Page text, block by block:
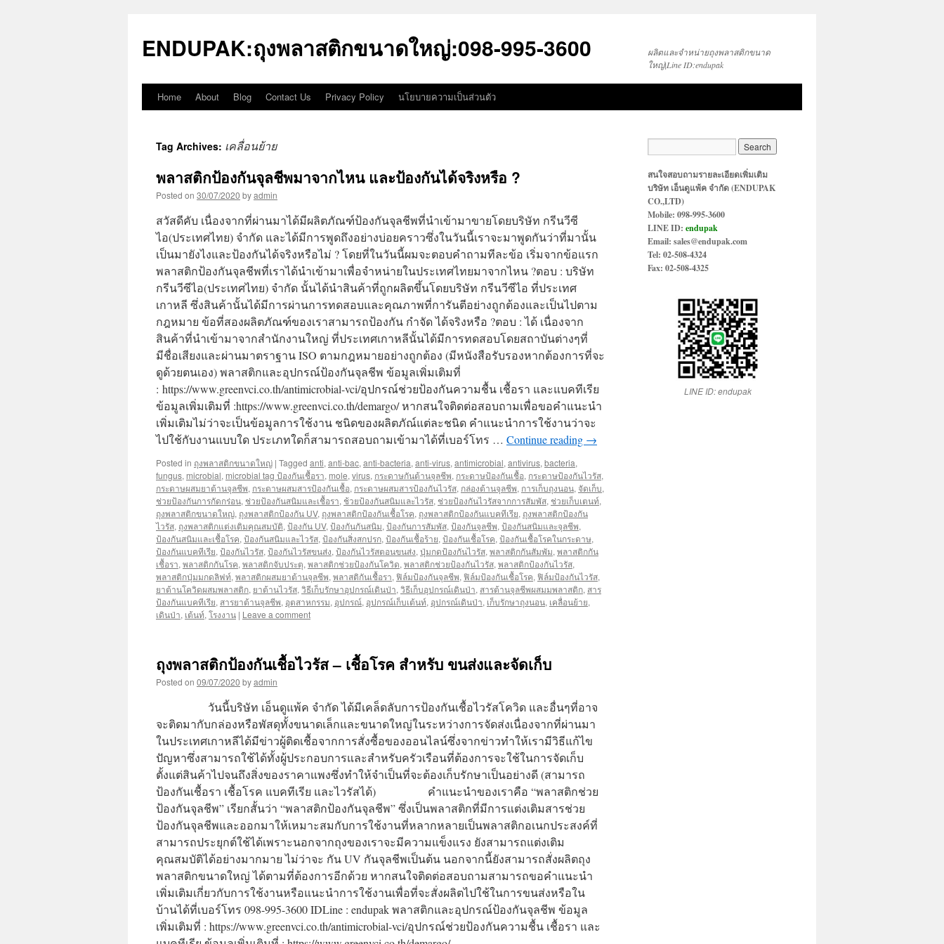
content
ENDUPAK:ถุงพลาสติกขนาดใหญ่:098-995-3600
ผลิตและจำหน่ายถุงพลาสติกขนาด
ใหญ่|Line ID:endupak
Home About Blog Contact Us Privacy Policy นโยบายความเป็นส่วนตัว
Tag Archives: เคลื่อนย้าย
พลาสติกป้องกันจุลชีพมาจากไหน และป้องกันได้จริงหรือ ?
Posted on 30/07/2020 byadmin
สวัสดีคับ เนื่องจากที่ผ่านมาได้มีผลิตภัณฑ์ป้องกันจุลชีพที่นำเข้ามาขายโดยบริษัท กรีนวีซี
ไอ(ประเทศไทย) จำกัด และได้มีการพูดถึงอย่างบ่อยคราวซึ่งในวันนี้เราจะมาพูดกันว่าที่มานั้น
เป็นมายังไงและป้องกันได้จริงหรือไม่ ? โดยที่ในวันนี้ผมจะตอบคำถามทีละข้อ เริ่มจากข้อแรก
พลาสติกป้องกันจุลชีพที่เราได้นำเข้ามาเพื่อจำหน่ายในประเทศไทยมาจากไหน ?ตอบ : บริษัท
กรีนวีซีไอ(ประเทศไทย) จำกัด นั้นได้นำสินค้าที่ถูกผลิตขึ้นโดยบริษัท กรีนวีซีไอ ที่ประเทศ
เกาหลี ซึ่งสินค้านั้นได้มีการผ่านการทดสอบและคุณภาพที่การันตีอย่างถูกต้องและเป็นไปตาม
กฎหมาย ข้อที่สองผลิตภัณฑ์ของเราสามารถป้องกัน กำจัด ได้จริงหรือ ?ตอบ : ได้ เนื่องจาก
สินค้าที่นำเข้ามาจากสำนักงานใหญ่ ที่ประเทศเกาหลีนั้นได้มีการทดสอบโดยสถาบันต่างๆที่
มีชื่อเสียงและผ่านมาตราฐาน ISO ตามกฎหมายอย่างถูกต้อง (มีหนังสือรับรองหากต้องการที่จะ
ดูด้วยตนเอง) พลาสติกและอุปกรณ์ป้องกันจุลชีพ ข้อมูลเพิ่มเติมที่
: https://www.greenvci.co.th/antimicrobial-vci/อุปกรณ์ช่วยป้องกันความชื้น เชื้อรา และแบคทีเรีย
ข้อมูลเพิ่มเติมที่ :https://www.greenvci.co.th/demargo/ หากสนใจติดต่อสอบถามเพื่อขอคำแนะนำ
เพิ่มเติมไม่ว่าจะเป็นข้อมูลการใช้งาน ชนิดของผลิตภัณ์แต่ละชนิด คำแนะนำการใช้งานว่าจะ
ไปใช้กับงานแบบใด ประเภทใดก็สามารถสอบถามเข้ามาได้ที่เบอร์โทร … Continue reading →
Posted in ถุงพลาสติกขนาดใหญ่ | Tagged anti, anti-bac, anti-bacteria, anti-virus, antimicrobial, antivirus, bacteria,
fungus, microbial, microbial tag ป้องกันเชื้อรา, mole, virus, กระดาษกันต้านจุลชีพ, กระดาษป้องกันเชื้อ, กระดาษป้องกันไวรัส,
กระดาษผสมยาต้านจุลชีพ, กระดาษผสมสารป้องกันเชื้อ, กระดาษผสมสารป้องกันไวรัส, กล่องต้านจุลชีพ, การเก็บถุงนอน, จัดเก็บ,
ช่วยป้องกันการกัดกร่อน, ช่วยป้องกันสนิมและเชื้อรา, ช้วยป้องกันสนิมและไวรัส, ช่วยป้องกันไวรัสจากการสัมพัส, ช่วยเก็บเตนท์,
ถุงพลาสติกขนาดใหญ่, ถุงพลาสติกป้องกัน UV, ถุงพลาสติกป้องกันเชื้อโรค, ถุงพลาสติกป้องกันแบคทีเรีย, ถุงพลาสติกป้องกัน
ไวรัส, ถุงพลาสติกแต่งเติมคุณสมบัติ, ป้องกัน UV, ป้องกันกันสนิม, ป้องกันการสัมพัส, ป้องกันจุลชีพ, ป้องกันสนิมและจุลชีพ,
ป้องกันสนิมและเชื้อโรค, ป้องกันสนิมและไวรัส, ป้องกันสิ่งสกปรก, ป้องกันเชื้อร้าย, ป้องกันเชื้อโรค, ป้องกันเชื้อโรคในกระดาษ,
ป้องกันแบคทีเรีย, ป้องกันไวรัส, ป้องกันไวรัสขนส่ง, ป้องกันไวรัสตอนขนส่ง, ปุ่มกดป้องกันไวรัส, พลาสติกกันสัมพัม, พลาสติกกัน
เชื้อรา, พลาสติกกันโรค, พลาสติกจับประตุ, พลาสติกช่วยป้องกันโควิด, พลาสติกช่วยป้องกันไวรัส, พลาสติกป้องกันไวรัส,
พลาสติกปุ่มมกดลิฟท์, พลาสติกผสมยาต้านจุลชีพ, พลาสติกันเชื้อรา, ฟิล์มป้องกันจุลชีพ, ฟิล์มป้องกันเชื้อโรค, ฟิล์มป้องกันไวรัส,
ยาต้านโควิดผสมพลาสติก, ยาต้านไวรัส, วิธีเก็บรักษาอุปกรณ์เดินป่า, วิธีเก็บอุปกรณ์เดินป่า, สารต้านจุลชีพผสมมพลาสติก, สาร
ป้องกันแบคทีเรีย, สารยาต้านจุลชีพ, อุตสาหกรรม, อุปกรณ์, อุปกรณ์เก็บเต้นท์, อุปกรณ์เดินป่า, เก็บรักษาถุงนอน, เคลื่อนย้าย,
เดินป่า, เต้นท์, โรงงาน | Leave a comment
ถุงพลาสติกป้องกันเชื้อไวรัส – เชื้อโรค สำหรับ ขนส่งและจัดเก็บ
Posted on 09/07/2020 byadmin
วันนี้บริษัท เอ็นดูแพ้ค จำกัด ได้มีเคล็ดลับการป้องกันเชื้อไวรัสโควิด และอื่นๆที่อาจ
จะติดมากับกล่องหรือพัสดุทั้งขนาดเล็กและขนาดใหญ่ในระหว่างการจัดส่งเนื่องจากที่ผ่านมา
ในประเทศเกาหลีได้มีข่าวผู้ติดเชื้อจากการสั่งซื้อของออนไลน์ซึ่งจากข่าวทำให้เรามีวิธีแก้ไข
ปัญหาซึ่งสามารถใช้ได้ทั้งผู้ประกอบการและสำหรับครัวเรือนที่ต้องการจะใช้ในการจัดเก็บ
ตั้งแต่สินค้าไปจนถึงสิ่งของราคาแพงซึ่งทำให้จำเป็นที่จะต้องเก็บรักษาเป็นอย่างดี (สามารถ
ป้องกันเชื้อรา เชื้อโรค แบคทีเรีย และไวรัสได้) คำแนะนำของเราคือ “พลาสติกช่วย
ป้องกันจุลชีพ” เรียกสั้นว่า “พลาสติกป้องกันจุลชีพ” ซึ่งเป็นพลาสติกที่มีการแต่งเติมสารช่วย
ป้องกันจุลชีพและออกมาให้เหมาะสมกับการใช้งานที่หลากหลายเป็นพลาสติกอเนกประสงค์ที่
สามารถประยุกต์ใช้ได้เพราะนอกจากถุงของเราจะมีความแข็งแรง ยังสามารถแต่งเติม
คุณสมบัติได้อย่างมากมาย ไม่ว่าจะ กัน UV กันจุลชีพเป็นต้น นอกจากนี้ยังสามารถสั่งผลิตถุง
พลาสติกขนาดใหญ่ ได้ตามที่ต้องการอีกด้วย หากสนใจติดต่อสอบถามสามารถขอคำแนะนำ
เพิ่มเติมเกี่ยวกับการใช้งานหรือแนะนำการใช้งานเพื่อที่จะสั่งผลิตไปใช้ในการขนส่งหรือใน
บ้านได้ที่เบอร์โทร 098-995-3600 IDLine : endupak พลาสติกและอุปกรณ์ป้องกันจุลชีพ ข้อมูล
เพิ่มเติมที่ : https://www.greenvci.co.th/antimicrobial-vci/อุปกรณ์ช่วยป้องกันความชื้น เชื้อรา และ
สนใจสอบถามรายละเอียดเพิ่มเติม
บริษัท เอ็นดูแพ้ค จำกัด (ENDUPAK
CO.,LTD)
Mobile: 098-995-3600
LINE ID: endupak
Email: sales@endupak.com
Tel: 02-508-4324
Fax: 02-508-4325
LINE ID: endupak